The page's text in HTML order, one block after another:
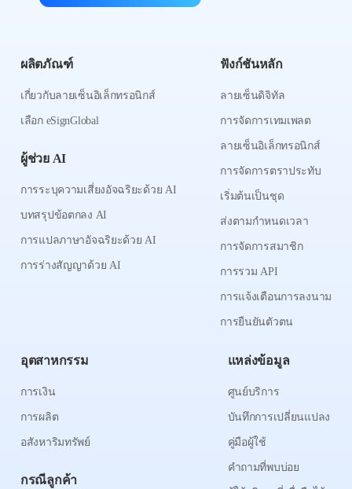
ผลิตภัณฑ์
เกี่ยวกับลายเซ็นอิเล็กทรอนิกส์
เลือก eSignGlobal
ผู้ช่วย AI
การระบุความเสี่ยงอัจฉริยะด้วย AI
บทสรุปข้อตกลง AI
การแปลภาษาอัจฉริยะด้วย AI
การร่างสัญญาด้วย AI
ฟังก์ชันหลัก
ลายเซ็นดิจิทัล
การจัดการเทมเพลต
ลายเซ็นอิเล็กทรอนิกส์
การจัดการตราประทับ
เริ่มต้นเป็นชุด
ส่งตามกำหนดเวลา
การจัดการสมาชิก
การรวม API
การแจ้งเตือนการลงนาม
การยืนยันตัวตน
อุตสาหกรรม
การเงิน
การผลิต
อสังหาริมทรัพย์
กรณีลูกค้า
แหล่งข้อมูล
ศูนย์บริการ
บันทึกการเปลี่ยนแปลง
คู่มือผู้ใช้
คำถามที่พบบ่อย